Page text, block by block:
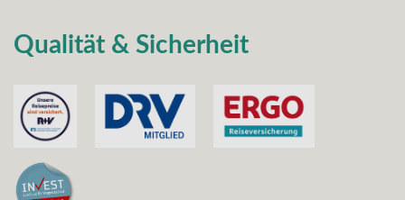
Qualität & Sicherheit